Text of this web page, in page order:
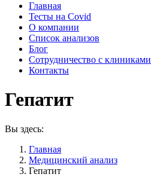
Главная
Тесты на Covid
О компании
Список анализов
Блог
Сотрудничество с клиниками
Контакты
Гепатит
Вы здесь:
Главная
Медицинский анализ
Гепатит